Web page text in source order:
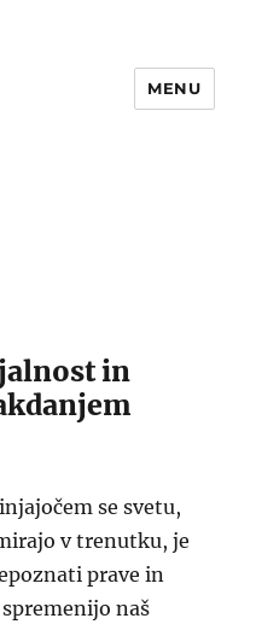
MENU
in
se svetu,
v trenutku, je
prave in
naš